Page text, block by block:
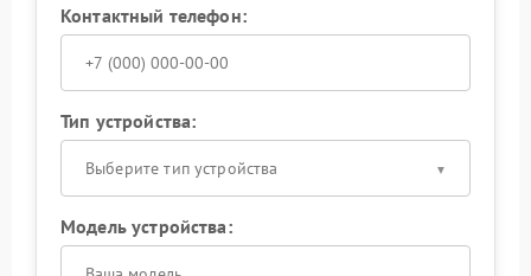
Контактный телефон:
Тип устройства:
Выберите тип устройства
Модель устройства: